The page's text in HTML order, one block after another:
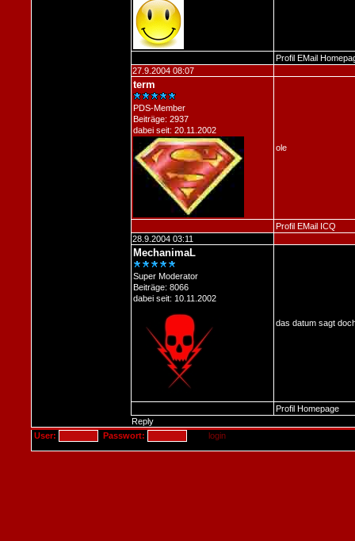
Profil EMail
27.9.2004 08:07
term
PDS-Member
Beiträge: 2937
dabei seit: 20.11.2002
ole
Profil EMail ICQ
28.9.2004 03:11
MechanimaL
Super Moderator
Beiträge: 8066
dabei seit: 10.11.2002
das datum sagt
Profil Homepage
Reply
User:
Passwort: